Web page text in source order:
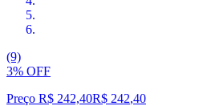
(9)
3% OFF
Preço R$ 242,40R$ 242,40